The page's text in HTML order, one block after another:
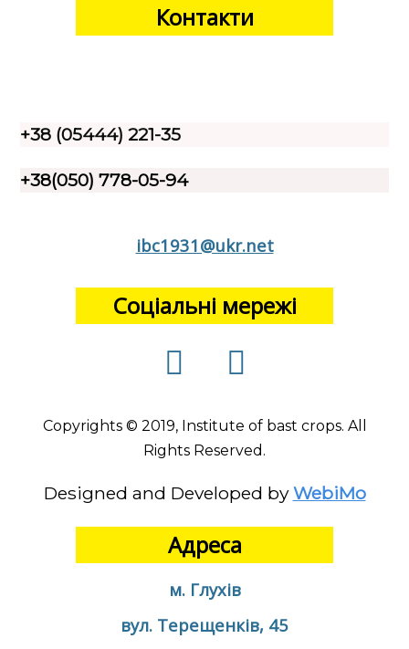
Контакти
+38 (05444) 221-35
+38(050) 778-05-94
ibc1931@ukr.net
Соціальні мережі
Copyrights © 2019, Institute of bast crops. All
Rights Reserved.
Designed and Developed by WebiMo
Адреса
м. Глухів
вул. Терещенків, 45